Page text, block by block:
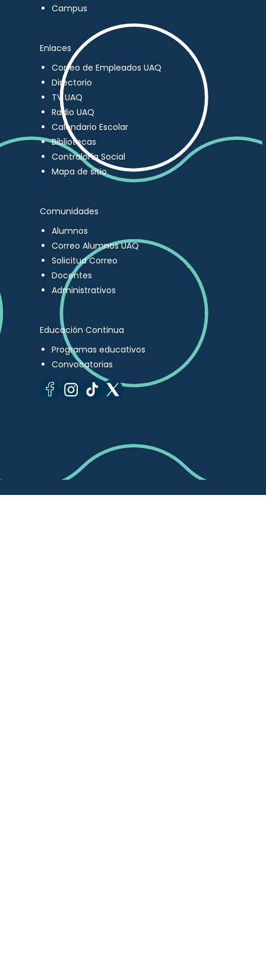
Campus
Enlaces
Correo de Empleados UAQ
Directorio
TV UAQ
Radio UAQ
Calendario Escolar
Bibliotecas
Contraloría Social
Mapa de sitio
Comunidades
Alumnos
Correo Alumnos UAQ
Solicitud Correo
Docentes
Administrativos
Educación Continua
Programas educativos
Convocatorias